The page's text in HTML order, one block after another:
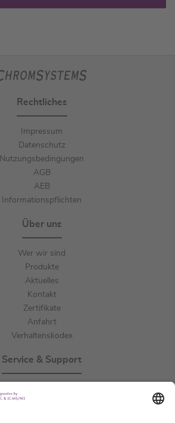
Rechtliches
Impressum
Datenschutz
Nutzungsbedingungen
AGB
AEB
Informationspflichten
Über uns
Wer wir sind
Produkte
Aktuelles
Kontakt
Zertifikate
Anfahrt
Verhaltenskodex
Service & Support